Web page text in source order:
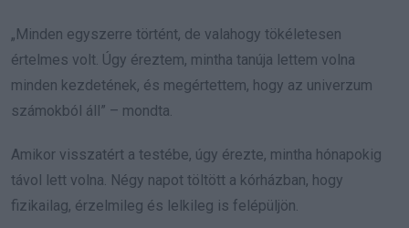
„Minden egyszerre történt, de valahogy tökéletesen
értelmes volt. Úgy éreztem, mintha tanúja lettem volna
minden kezdetének, és megértettem, hogy az univerzum
számokból áll” – mondta.
Amikor visszatért a testébe, úgy érezte, mintha hónapokig
távol lett volna. Négy napot töltött a kórházban, hogy
fizikailag, érzelmileg és lelkileg is felépüljön.